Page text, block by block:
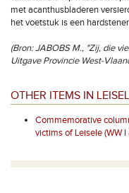
met acanthusbladeren
het voetstuk is een
(Bron: JABOBS M., "Zij, die
Uitgave Provincie West-
OTHER ITEMS IN
Commemorative
victims of Leisele (WW I